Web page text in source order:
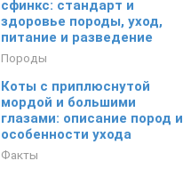
сфинкс: стандарт и
здоровье породы, уход,
питание и разведение
Породы
Коты с приплюснутой
мордой и большими
глазами: описание пород и
особенности ухода
Факты